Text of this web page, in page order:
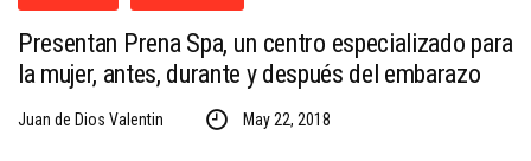
Presentan Prena Spa, un centro especializado para
la mujer, antes, durante y después del embarazo
Juan de Dios Valentin May 22, 2018